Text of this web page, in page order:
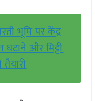
भूमि पर केंद्र
और मिट्टी